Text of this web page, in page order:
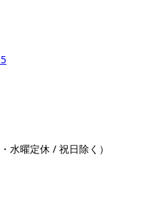
水曜定休 / 祝日除く）